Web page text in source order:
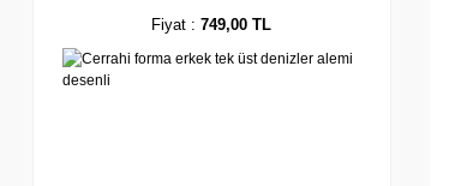
Fiyat :749,00 TL